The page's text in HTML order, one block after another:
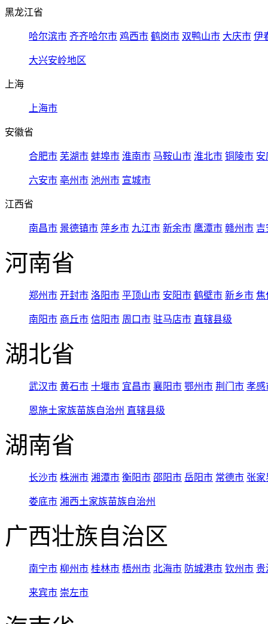
黑龙江省
哈尔滨市 齐齐哈尔市 鸡西市 鹤岗市 双鸭山市 大庆市 伊
大兴安岭地区
上海
上海市
安徽省
合肥市 芜湖市 蚌埠市 淮南市 马鞍山市 淮北市 铜陵市 安
六安市 亳州市 池州市 宣城市
江西省
南昌市 景德镇市 萍乡市 九江市 新余市 鹰潭市 赣州市 吉
河南省
郑州市 开封市 洛阳市 平顶山市 安阳市 鹤壁市 新乡市 焦
南阳市 商丘市 信阳市 周口市 驻马店市 直辖县级
湖北省
武汉市 黄石市 十堰市 宜昌市 襄阳市 鄂州市 荆门市 孝感
恩施土家族苗族自治州 直辖县级
湖南省
长沙市 株洲市 湘潭市 衡阳市 邵阳市 岳阳市 常德市 张家
娄底市 湘西土家族苗族自治州
广西壮族自治区
南宁市 柳州市 桂林市 梧州市 北海市 防城港市 钦州市 贵
来宾市 崇左市